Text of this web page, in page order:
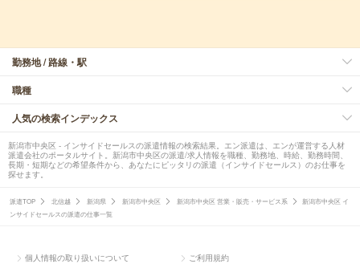
勤務地 / 路線・駅
職種
人気の検索インデックス
新潟市中央区 - インサイドセールスの派遣情報の検索結果。エン派遣は、エンが運営する人材
派遣会社のポータルサイト。新潟市中央区の派遣/求人情報を職種、勤務地、時給、勤務時間、
長期・短期などの希望条件から、あなたにピッタリの派遣（インサイドセールス）のお仕事を
探せます。
派遣TOP 北信越 新潟県 新潟市中央区 新潟市中央区 営業・販売・サービス系
新潟市中央区 イ
ンサイドセールスの派遣の仕事一覧
個人情報の取り扱いについて ご利用規約